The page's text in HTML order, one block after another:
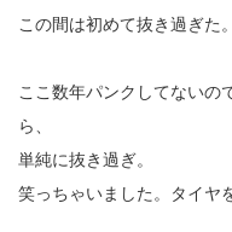
この間は初めて抜き過ぎた。
ここ数年パンクしてない
ら、
単純に抜き過ぎ。
笑っちゃいました。タイヤ